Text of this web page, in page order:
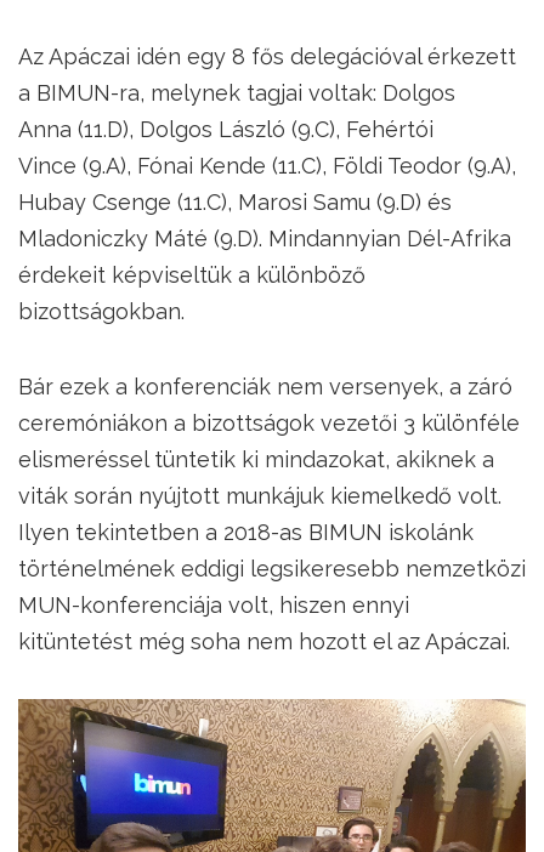
Az Apáczai idén egy 8 fős delegációval érkezett
a BIMUN-ra, melynek tagjai voltak: Dolgos
Anna (11.D), Dolgos László (9.C), Fehértói
Vince (9.A), Fónai Kende (11.C), Földi Teodor (9.A),
Hubay Csenge (11.C), Marosi Samu (9.D) és
Mladoniczky Máté (9.D). Mindannyian Dél-Afrika
érdekeit képviseltük a különböző
bizottságokban.
Bár ezek a konferenciák nem versenyek, a záró
ceremóniákon a bizottságok vezetői 3 különféle
elismeréssel tüntetik ki mindazokat, akiknek a
viták során nyújtott munkájuk kiemelkedő volt.
Ilyen tekintetben a 2018-as BIMUN iskolánk
történelmének eddigi legsikeresebb nemzetközi
MUN-konferenciája volt, hiszen ennyi
kitüntetést még soha nem hozott el az Apáczai.